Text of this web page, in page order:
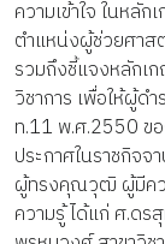
ความเข้าใจ ในหลั
ตำแหน่งผู้ช่วยศาส
รวมถึงชี้แจงหลักเ
วิชาการ เพื่อให้ผู้ด
ท.11 พ.ศ.2550 ข
ประกาศในราชกิจจ
ผู้ทรงคุณวุฒิ ผู้มีคว
ความรู้ ได้แก่ ศ.ด